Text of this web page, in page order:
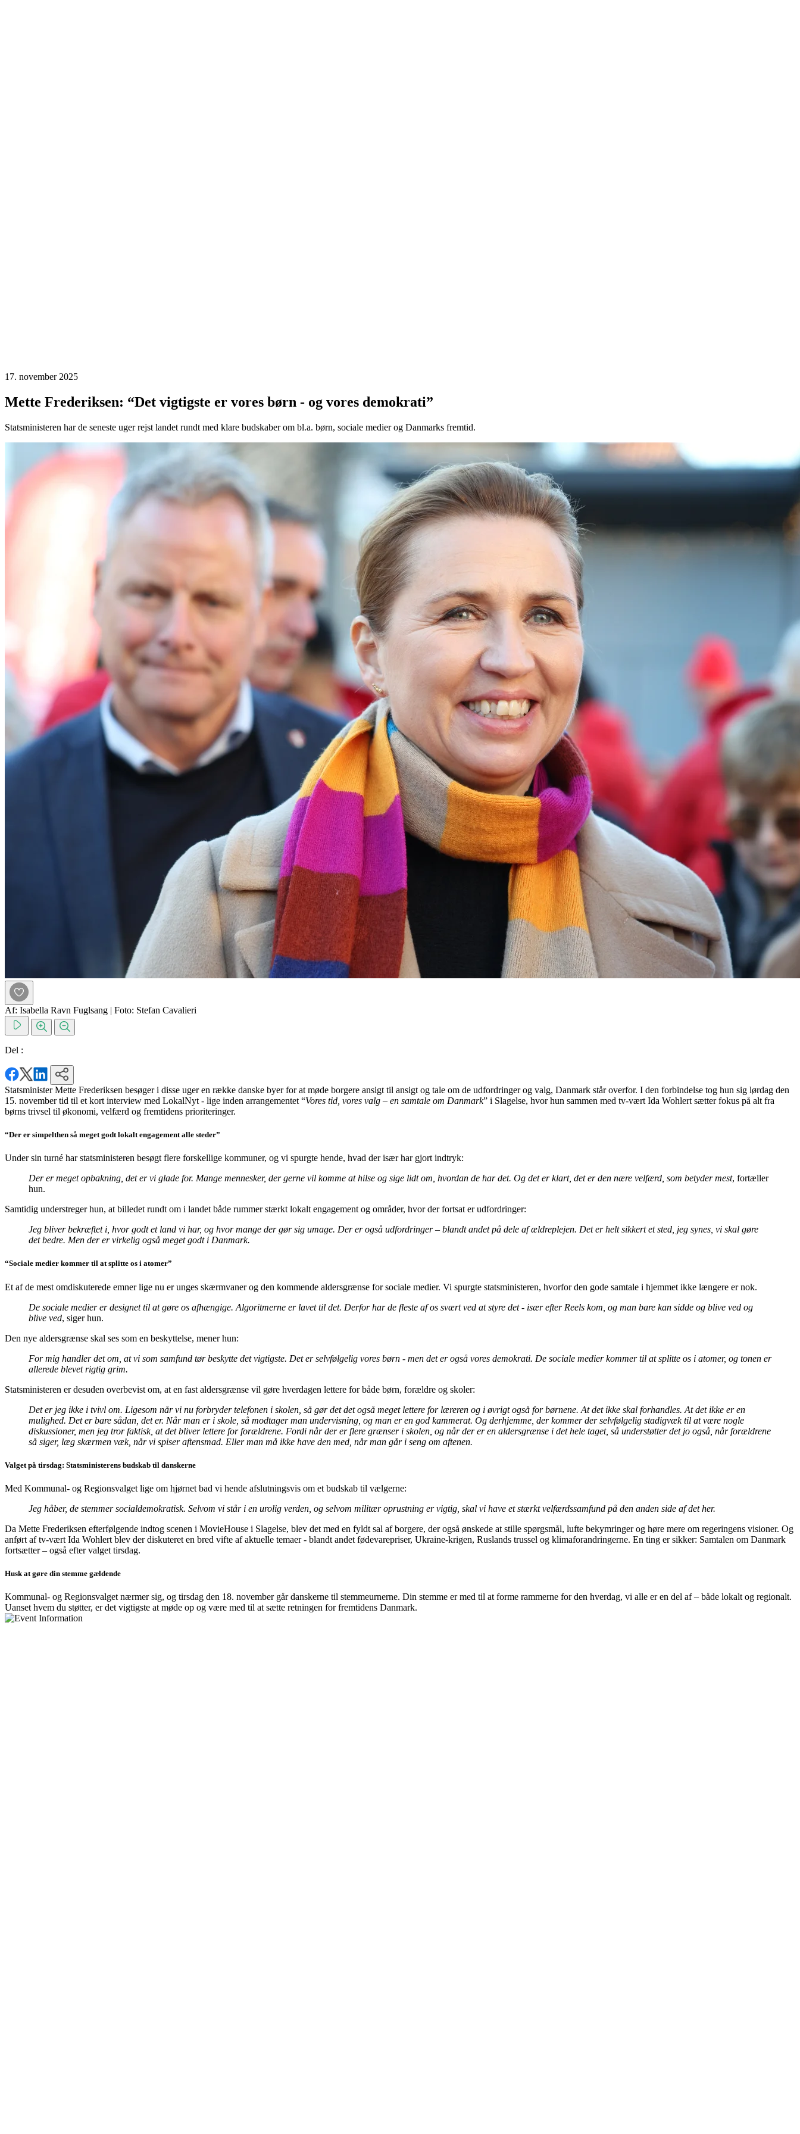
17. november 2025
Mette Frederiksen: “Det vigtigste er vores børn - og vores demokrati”
Statsministeren har de seneste uger rejst landet rundt med klare budskaber om bl.a. børn, sociale medier og Danmarks fremtid.
Af: Isabella Ravn Fuglsang | Foto: Stefan Cavalieri
Del :
Statsminister Mette Frederiksen besøger i disse uger en række danske byer for at møde borgere ansigt til ansigt og tale om de udfordringer og valg, Danmark står overfor. I den forbindelse tog hun sig lørdag den
15. november tid til et kort interview med LokalNyt - lige inden arrangementet “Vores tid, vores valg – en samtale om Danmark” i Slagelse, hvor hun sammen med tv-vært Ida Wohlert sætter fokus på alt fra
børns trivsel til økonomi, velfærd og fremtidens prioriteringer.
“Der er simpelthen så meget godt lokalt engagement alle steder”
Under sin turné har statsministeren besøgt flere forskellige kommuner, og vi spurgte hende, hvad der især har gjort indtryk:
Der er meget opbakning, det er vi glade for. Mange mennesker, der gerne vil komme at hilse og sige lidt om, hvordan de har det. Og det er klart, det er den nære velfærd, som betyder mest, fortæller
hun.
Samtidig understreger hun, at billedet rundt om i landet både rummer stærkt lokalt engagement og områder, hvor der fortsat er udfordringer:
Jeg bliver bekræftet i, hvor godt et land vi har, og hvor mange der gør sig umage. Der er også udfordringer – blandt andet på dele af ældreplejen. Det er helt sikkert et sted, jeg synes, vi skal gøre
det bedre. Men der er virkelig også meget godt i Danmark.
“Sociale medier kommer til at splitte os i atomer”
Et af de mest omdiskuterede emner lige nu er unges skærmvaner og den kommende aldersgrænse for sociale medier. Vi spurgte statsministeren, hvorfor den gode samtale i hjemmet ikke længere er nok.
De sociale medier er designet til at gøre os afhængige. Algoritmerne er lavet til det. Derfor har de fleste af os svært ved at styre det - især efter Reels kom, og man bare kan sidde og blive ved og
blive ved, siger hun.
Den nye aldersgrænse skal ses som en beskyttelse, mener hun:
For mig handler det om, at vi som samfund tør beskytte det vigtigste. Det er selvfølgelig vores børn - men det er også vores demokrati. De sociale medier kommer til at splitte os i atomer, og tonen er
allerede blevet rigtig grim.
Statsministeren er desuden overbevist om, at en fast aldersgrænse vil gøre hverdagen lettere for både børn, forældre og skoler:
Det er jeg ikke i tvivl om. Ligesom når vi nu forbryder telefonen i skolen, så gør det det også meget lettere for læreren og i øvrigt også for børnene. At det ikke skal forhandles. At det ikke er en
mulighed. Det er bare sådan, det er. Når man er i skole, så modtager man undervisning, og man er en god kammerat. Og derhjemme, der kommer der selvfølgelig stadigvæk til at være nogle
diskussioner, men jeg tror faktisk, at det bliver lettere for forældrene. Fordi når der er flere grænser i skolen, og når der er en aldersgrænse i det hele taget, så understøtter det jo også, når forældrene
så siger, læg skærmen væk, når vi spiser aftensmad. Eller man må ikke have den med, når man går i seng om aftenen.
Valget på tirsdag: Statsministerens budskab til danskerne
Med Kommunal- og Regionsvalget lige om hjørnet bad vi hende afslutningsvis om et budskab til vælgerne:
Jeg håber, de stemmer socialdemokratisk. Selvom vi står i en urolig verden, og selvom militær oprustning er vigtig, skal vi have et stærkt velfærdssamfund på den anden side af det her.
Da Mette Frederiksen efterfølgende indtog scenen i MovieHouse i Slagelse, blev det med en fyldt sal af borgere, der også ønskede at stille spørgsmål, lufte bekymringer og høre mere om regeringens visioner. Og
anført af tv-vært Ida Wohlert blev der diskuteret en bred vifte af aktuelle temaer - blandt andet fødevarepriser, Ukraine-krigen, Ruslands trussel og klimaforandringerne. En ting er sikker: Samtalen om Danmark
fortsætter – også efter valget tirsdag.
Husk at gøre din stemme gældende
Kommunal- og Regionsvalget nærmer sig, og tirsdag den 18. november går danskerne til stemmeurnerne. Din stemme er med til at forme rammerne for den hverdag, vi alle er en del af – både lokalt og regionalt.
Uanset hvem du støtter, er det vigtigste at møde op og være med til at sætte retningen for fremtidens Danmark.